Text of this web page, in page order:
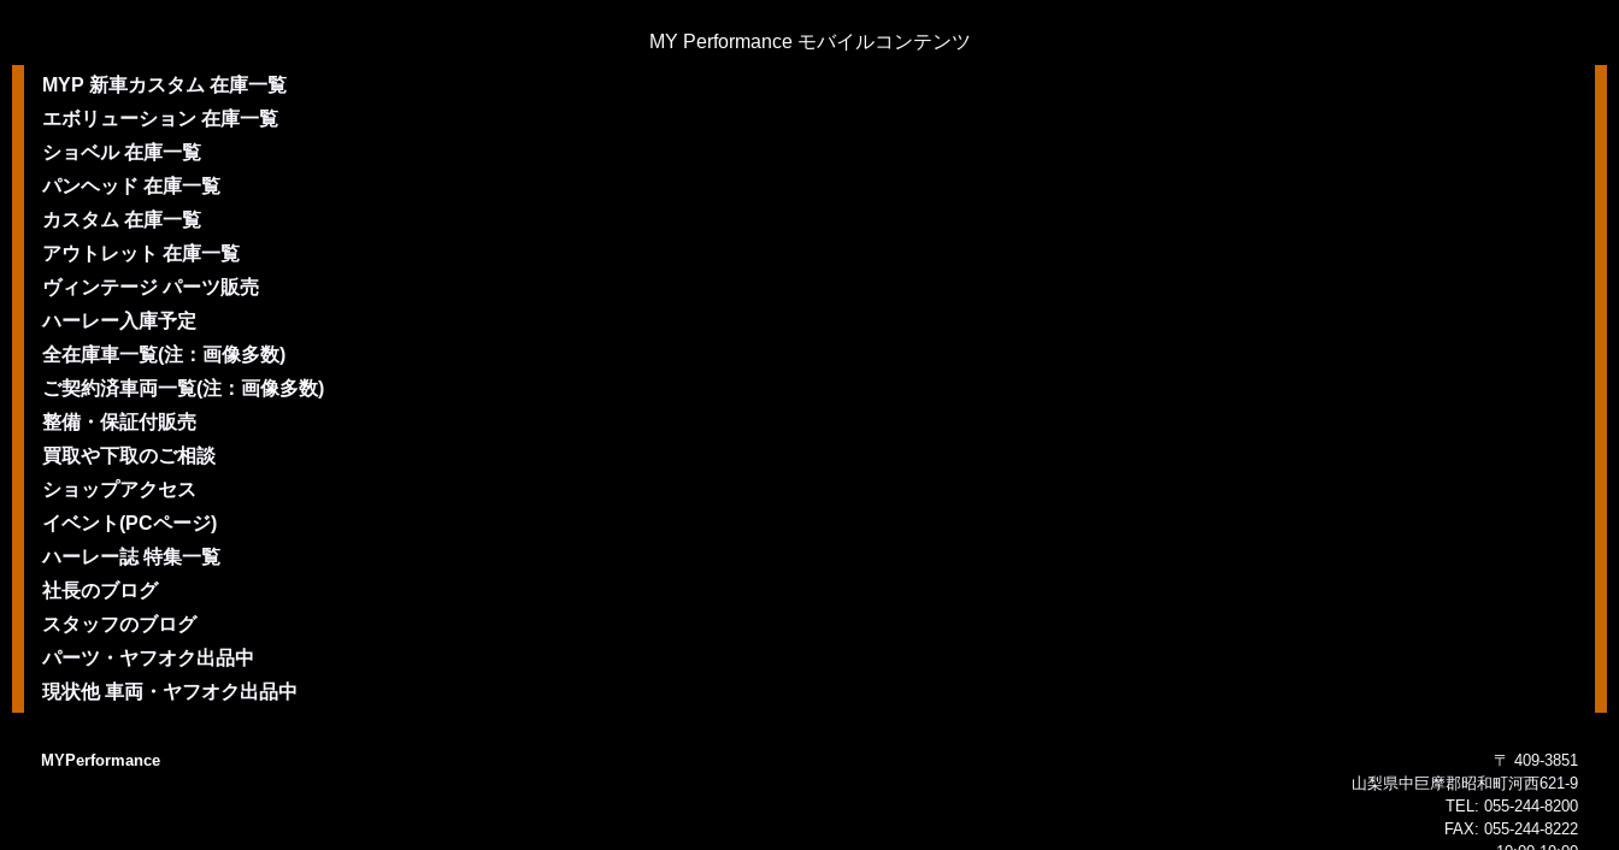
MY Performance モバイルコンテンツ
MYP 新車カスタム 在庫一覧
エボリューション 在庫一覧
ショベル 在庫一覧
パンヘッド 在庫一覧
カスタム 在庫一覧
アウトレット 在庫一覧
ヴィンテージ パーツ販売
ハーレー入庫予定
全在庫車一覧(注：画像多数)
ご契約済車両一覧(注：画像多数)
整備・保証付販売
買取や下取のご相談
ショップアクセス
イベント(PCページ)
ハーレー誌 特集一覧
社長のブログ
スタッフのブログ
パーツ・ヤフオク出品中
現状他 車両・ヤフオク出品中
MYPerformance
〒 409-3851
山梨県中巨摩郡昭和町河西621-9
TEL: 055-244-8200
FAX: 055-244-8222